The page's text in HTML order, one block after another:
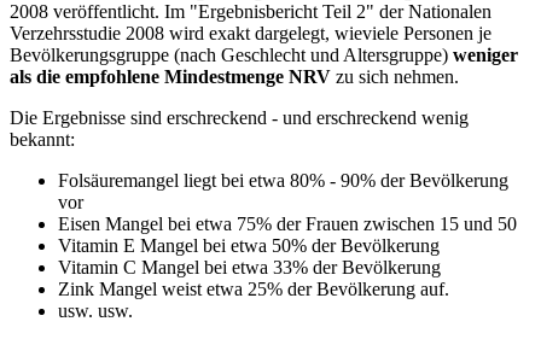
2008 veröffentlicht. Im "Ergebnisbericht Teil 2" der Nationalen
Verzehrsstudie 2008 wird exakt dargelegt, wieviele Personen je
Bevölkerungsgruppe (nach Geschlecht und Altersgruppe) weniger
als die empfohlene Mindestmenge NRV zu sich nehmen.
Die Ergebnisse sind erschreckend - und erschreckend wenig
bekannt:
Folsäuremangel liegt bei etwa 80% - 90% der Bevölkerung
vor
Eisen Mangel bei etwa 75% der Frauen zwischen 15 und 50
Vitamin E Mangel bei etwa 50% der Bevölkerung
Vitamin C Mangel bei etwa 33% der Bevölkerung
Zink Mangel weist etwa 25% der Bevölkerung auf.
usw. usw.